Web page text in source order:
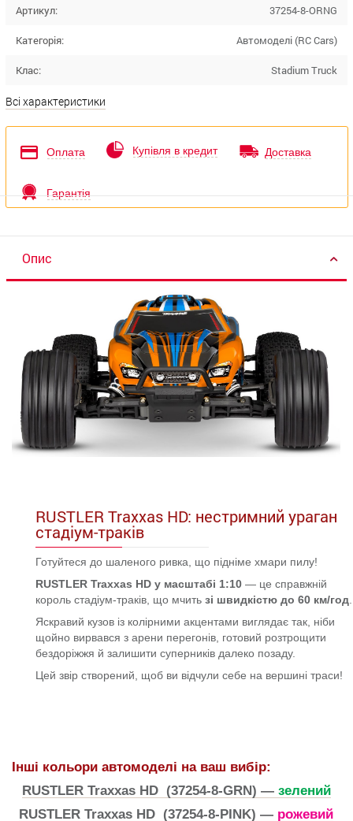
Артикул: 37254-8-ORNG
Категорія: Автомоделі (RC Cars)
Клас: Stadium Truck
Всі характеристики
Оплата Купівля в кредит Доставка
Гарантія
Опис
RUSTLER Traxxas HD: нестримний ураган
стадіум-траків
Готуйтеся до шаленого ривка, що підніме хмари пилу!
RUSTLER Traxxas HD у масштабі 1:10 — це справжній
король стадіум-траків, що мчить зі швидкістю до 60 км/год.
Яскравий кузов із колірними акцентами виглядає так, ніби
щойно вирвався з арени перегонів, готовий розтрощити
бездоріжжя й залишити суперників далеко позаду.
Цей звір створений, щоб ви відчули себе на вершині траси!
Інші кольори автомоделі на ваш вибір:
RUSTLER Traxxas HD (37254-8-GRN) — зелений
RUSTLER Traxxas HD (37254-8-PINK) — рожевий